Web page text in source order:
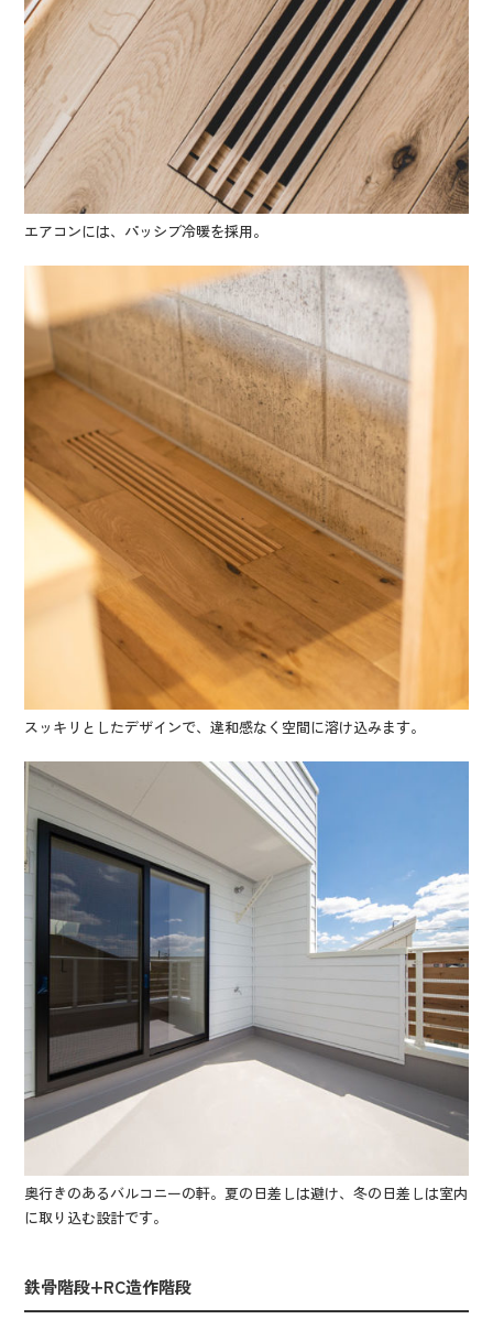
エアコンには、パッシブ冷暖を採用。
スッキリとしたデザインで、違和感なく空間に溶け込みます。
奥行きのあるバルコニーの軒。夏の日差しは避け、冬の日差しは室内
に取り込む設計です。
鉄骨階段+RC造作階段